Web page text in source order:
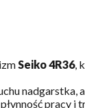
Seiko 4R36,
pracy i